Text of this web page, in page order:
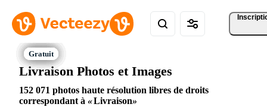
Livraison Photos et Images
152 071 photos haute résolution libres de droits
correspondant à
Livraison